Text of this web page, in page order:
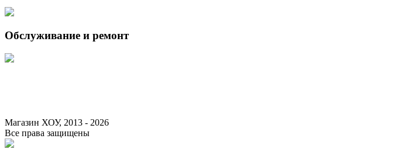
Обслуживание и ремонт
Магазин ХОУ, 2013 - 2026
Все права защищены